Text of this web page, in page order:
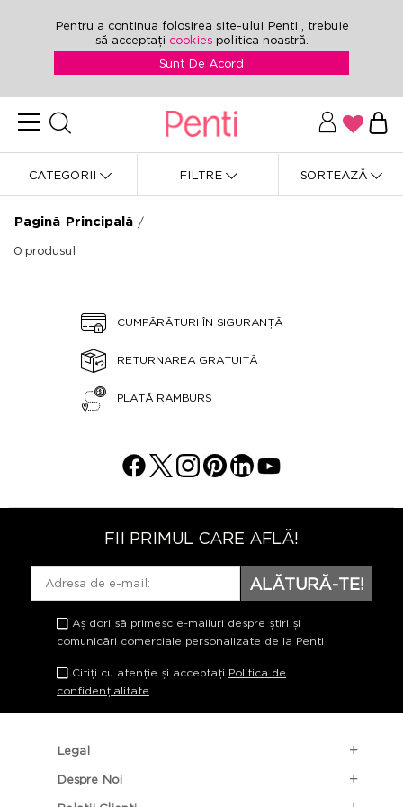
Pentru a continua folosirea site-ului Penti , trebuie
să acceptați cookies politica noastră.
Sunt De Acord
CATEGORII FILTRE SORTEAZĂ
Pagină Principală /
0 produsul
CUMPĂRĂTURI ÎN SIGURANȚĂ
RETURNAREA GRATUITĂ
PLATĂ RAMBURS
FII PRIMUL CARE AFLĂ!
ALĂTURĂ-TE!
Aș dori să primesc e-mailuri despre știri și
comunicări comerciale personalizate de la Penti
Citiți cu atenție și acceptați Politica de
confidențialitate
Legal
Despre Noi